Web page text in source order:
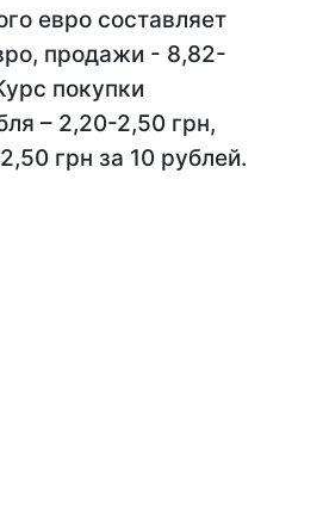
евро составляет
продажи - 8,82-
покупки
– 2,20-2,50 грн,
грн за 10 рублей.